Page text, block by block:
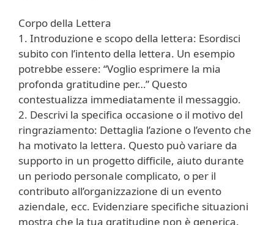
Corpo della Lettera
1. Introduzione e scopo della lettera: Esordisci
subito con l’intento della lettera. Un esempio
potrebbe essere: “Voglio esprimere la mia
profonda gratitudine per…” Questo
contestualizza immediatamente il messaggio.
2. Descrivi la specifica occasione o il motivo del
ringraziamento: Dettaglia l’azione o l’evento che
ha motivato la lettera. Questo può variare da
supporto in un progetto difficile, aiuto durante
un periodo personale complicato, o per il
contributo all’organizzazione di un evento
aziendale, ecc. Evidenziare specifiche situazioni
mostra che la tua gratitudine non è generica.